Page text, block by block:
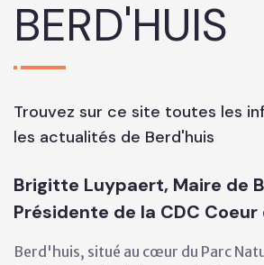
BERD'HUIS
Trouvez sur ce site toutes les
les actualités de Berd'huis
Brigitte Luypaert, Maire de
Présidente de la CDC Coeur
Berd'huis, situé au cœur du Parc